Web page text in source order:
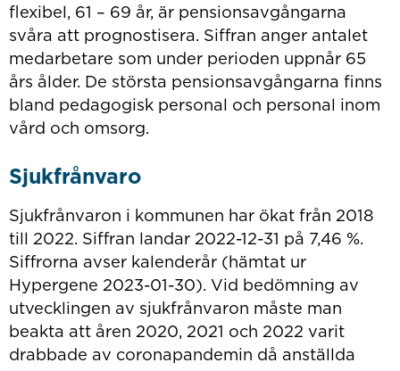
flexibel, 61 – 69 år, är pensionsavgångarna
svåra att prognostisera. Siffran anger antalet
medarbetare som under perioden uppnår 65
års ålder. De största pensionsavgångarna finns
bland pedagogisk personal och personal inom
vård och omsorg.
Sjukfrånvaro
Sjukfrånvaron i kommunen har ökat från 2018
till 2022. Siffran landar 2022-12-31 på 7,46 %.
Siffrorna avser kalenderår (hämtat ur
Hypergene 2023-01-30). Vid bedömning av
utvecklingen av sjukfrånvaron måste man
beakta att åren 2020, 2021 och 2022 varit
drabbade av coronapandemin då anställda